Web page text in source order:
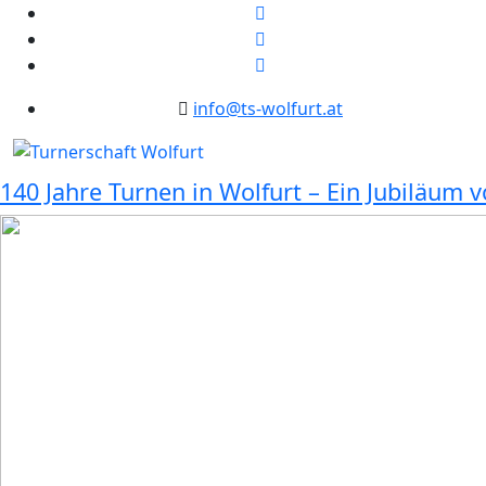
info@ts-wolfurt.at
140 Jahre Turnen in Wolfurt – Ein